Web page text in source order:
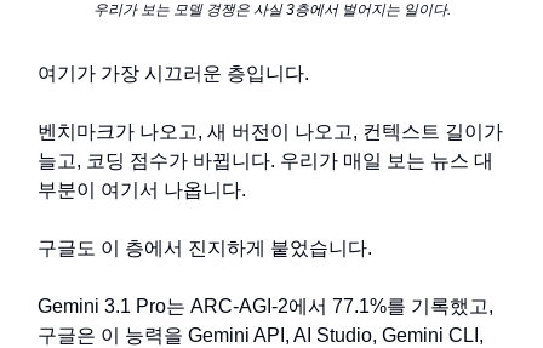
우리가 보는 모델 경쟁은 사실 3층에서 벌어지는 일이다.
여기가 가장 시끄러운 층입니다.
벤치마크가 나오고, 새 버전이 나오고, 컨텍스트 길이가
늘고, 코딩 점수가 바뀝니다. 우리가 매일 보는 뉴스 대
부분이 여기서 나옵니다.
구글도 이 층에서 진지하게 붙었습니다.
Gemini 3.1 Pro는 ARC-AGI-2에서 77.1%를 기록했고,
구글은 이 능력을 Gemini API, AI Studio, Gemini CLI,